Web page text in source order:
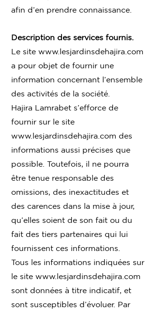
afin d’en prendre connaissance.
Description des services fournis.
Le site www.lesjardinsdehajira.com
a pour objet de fournir une
information concernant l’ensemble
des activités de la société.
Hajira Lamrabet s’efforce de
fournir sur le site
www.lesjardinsdehajira.com des
informations aussi précises que
possible. Toutefois, il ne pourra
être tenue responsable des
omissions, des inexactitudes et
des carences dans la mise à jour,
qu’elles soient de son fait ou du
fait des tiers partenaires qui lui
fournissent ces informations.
Tous les informations indiquées sur
le site www.lesjardinsdehajira.com
sont données à titre indicatif, et
sont susceptibles d’évoluer. Par